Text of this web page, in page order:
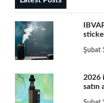
Şubat
2026
satın